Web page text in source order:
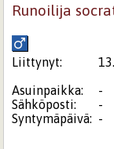
Runoilija
Liittynyt:
Asuinpaikka:
-
Sähköposti:
-
Syntymäpäivä: -